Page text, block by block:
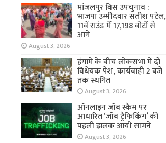
मांजलपुर विस उपचुनाव :
भाजपा उम्मीदवार सतीश पटेल,
11वें राउंड में 17,198 वोटों से
आगे
August 3, 2026
हंगामे के बीच लोकसभा में दो
विधेयक पेश, कार्यवाही 2 बजे
तक स्थगित
August 3, 2026
ऑनलाइन जॉब स्कैम पर
आधारित ‘जॉब ट्रैफिकिंग’ की
पहली झलक आयी सामने
August 3, 2026